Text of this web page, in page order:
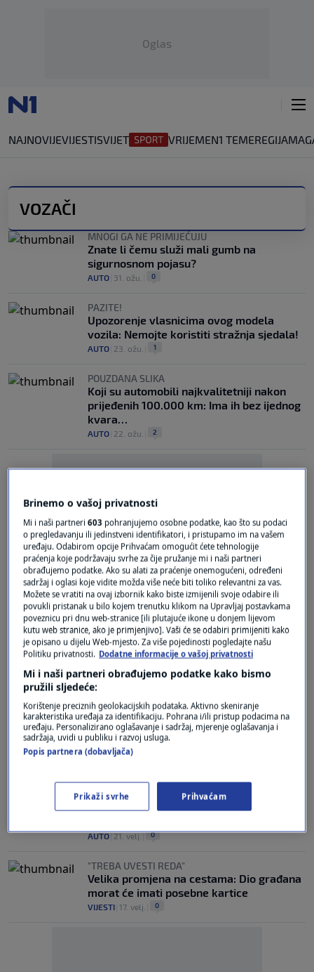
Oglas
NAJNOVIJEVIJESTISVIJET VRIJEMEN1 TEMEREGIJA
VOZAČI
MNOGI GA NE PRIMIJEĆUJU
Znate li čemu služi mali gumb na
sigurnosnom pojasu?
AUTO 31. ožu. 0
PAZITE!
Upozorenje vlasnicima ovog modela
vozila: Nemojte koristiti stražnja sjedala!
AUTO 23. ožu. 1
POUZDANA SLIKA
Koji su automobili najkvalitetniji nakon
prijeđenih 100.000 km: Ima ih bez ijednog
kvara…
AUTO 22. ožu. 2
Oglas
DOBRO JE ZNATI
Kako možemo štedjeti na potrošnji goriva
situacijama
AUTO
NADZOR TLAKA U GUMAMA
Što je TPMS sustav i kako funkcionira?
Evo što učiniti kada zasvijetli upozorenje
VRIJEME REAKCIJE JE BITNO
Kako izračunati put kočenja: Formula je
AUTO|21. velj.| 0
"TREBA UVESTI REDA"
Velika promjena na cestama: Dio građana
morat će imati posebne kartice
VIJESTI 17. velj. 0
Brinemo o vašoj privatnosti
Mi i naši partneri603 pohranjujemo osobne podatke, kao što su podaci
o pregledavanju ili jedinstveni identifikatori, i pristupamo im na vašem
uređaju. Odabirom opcije Prihvaćam omogućit ćete tehnologije
praćenja koje podržavaju svrhe za čije pružanje mi i naši partneri
obrađujemo podatke. Ako su alati za praćenje onemogućeni, određeni
sadržaj i oglasi koje vidite možda više neće biti toliko relevantni za vas.
Možete se vratiti na ovaj izbornik kako biste izmijenili svoje odabire ili
povukli pristanak u bilo kojem trenutku klikom na Upravljaj postavkama
poveznicu pri dnu web-stranice [ili plutajuće ikone u donjem lijevom
kutu web stranice, ako je primjenjivo]. Vaši će se odabiri primijeniti kako
je opisano u dijelu Web-mjesto. Za više pojedinosti pogledajte našu
Politiku privatnosti. Dodatne informacije o vašoj privatnosti
Mi i naši partneri obrađujemo podatke kako bismo
pružili sljedeće:
Korištenje preciznih geolokacijskih podataka. Aktivno skeniranje
karakteristika uređaja za identifikaciju. Pohrana i/ili pristup podacima na
uređaju. Personalizirano oglašavanje i sadržaj, mjerenje oglašavanja i
sadržaja, uvidi u publiku i razvoj usluga.
Popis partnera (dobavljača)
Prikaži svrhe Prihvaćam